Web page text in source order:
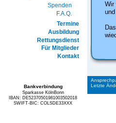
Spenden
F.A.Q.
Termine
Ausbildung
Rettungsdienst
Für Mitglieder
Kontakt
Bankverbindung
Sparkasse KölnBonn
IBAN: DE52370501981003502018
SWIFT-BIC: COLSDE33XXX
Wir
Letzte